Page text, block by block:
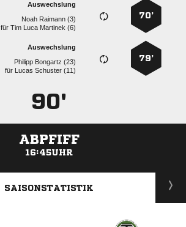
70’
Auswechslung
  
für   
79’
Auswechslung
  
für   
90'
ABPFIFF
16:45UHR
ANZEIGE
SAISONSTATISTIK